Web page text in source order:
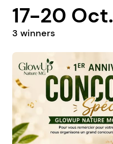
17-20 Oct.
3 winners
@majuben78